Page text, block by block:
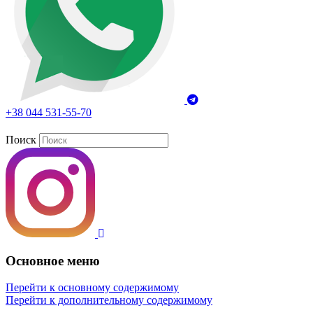
+38 044 531-55-70
Поиск
Основное меню
Перейти к основному содержимому
Перейти к дополнительному содержимому